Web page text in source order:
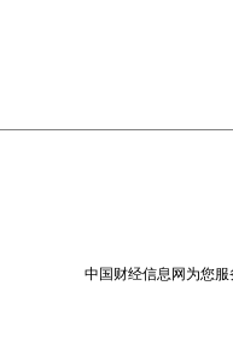
中国财经信息网为您服